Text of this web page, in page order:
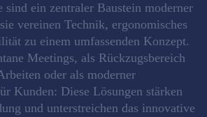
sind ein zentraler Baustein moderner
vereinen Technik, ergonomisches
zu einem umfassenden Konzept.
Meetings, als Rückzugsbereich
oder als moderner
Kunden: Diese Lösungen stärken
und unterstreichen das innovative